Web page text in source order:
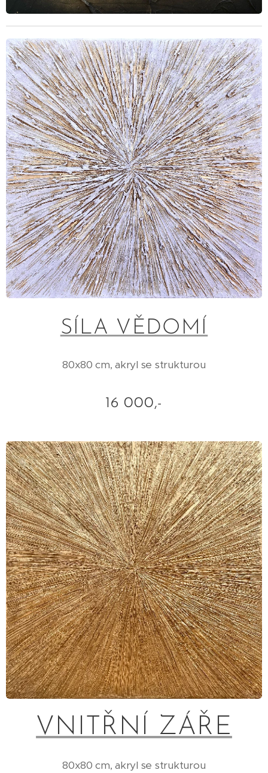
SÍLA VĚDOMÍ
80x80 cm, akryl se strukturou
16 000,-
VNITŘNÍ ZÁŘE
80x80 cm, akryl se strukturou